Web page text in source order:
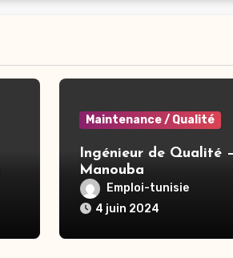
Maintenance / Qualité
Ingénieur de Qualité
Manouba
Emploi-tunisie
4 juin 2024